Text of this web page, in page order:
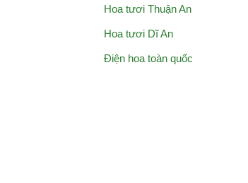
Hoa tươi Thuận An
Hoa tươi Dĩ An
Điện hoa toàn quốc